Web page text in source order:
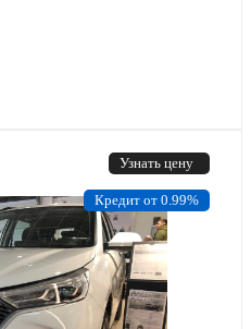
Узнать цену
Кредит от 0.99%